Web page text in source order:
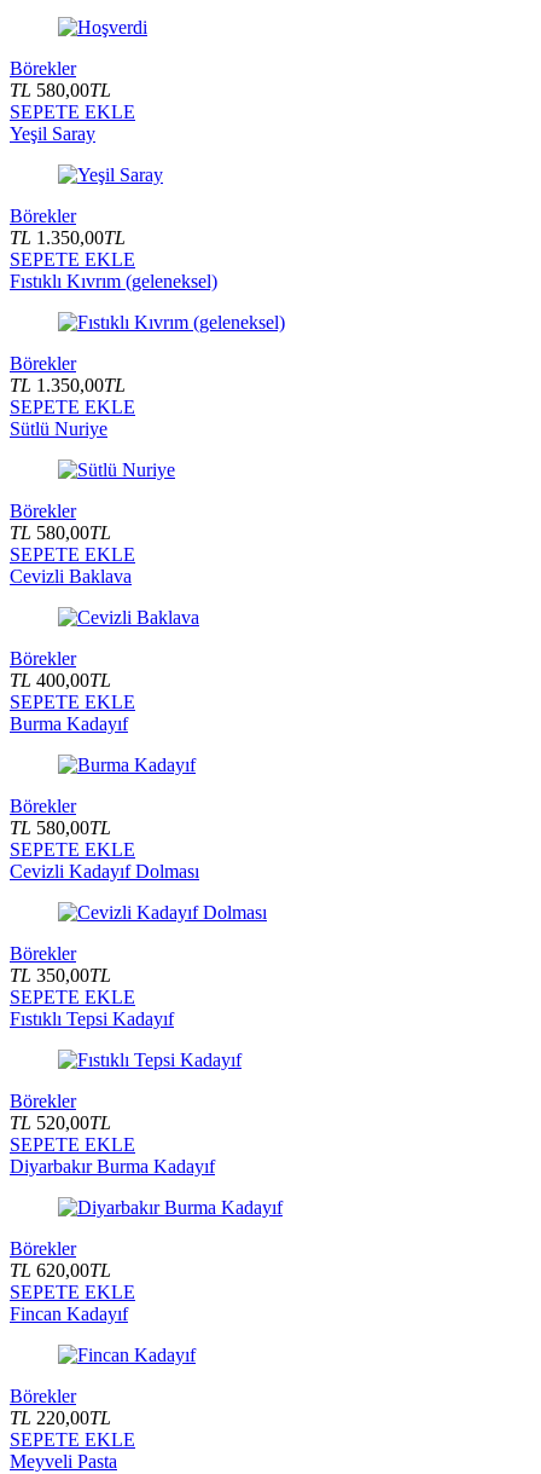
Börekler
TL 580,00TL
SEPETE EKLE
Yeşil Saray
Börekler
TL 1.350,00TL
SEPETE EKLE
Fıstıklı Kıvrım (geleneksel)
Börekler
TL 1.350,00TL
SEPETE EKLE
Sütlü Nuriye
Börekler
TL 580,00TL
SEPETE EKLE
Cevizli Baklava
Börekler
TL 400,00TL
SEPETE EKLE
Burma Kadayıf
Börekler
TL 580,00TL
SEPETE EKLE
Cevizli Kadayıf Dolması
Börekler
TL 350,00TL
SEPETE EKLE
Fıstıklı Tepsi Kadayıf
Börekler
TL 520,00TL
SEPETE EKLE
Diyarbakır Burma Kadayıf
Börekler
TL 620,00TL
SEPETE EKLE
Fincan Kadayıf
Börekler
TL 220,00TL
SEPETE EKLE
Meyveli Pasta